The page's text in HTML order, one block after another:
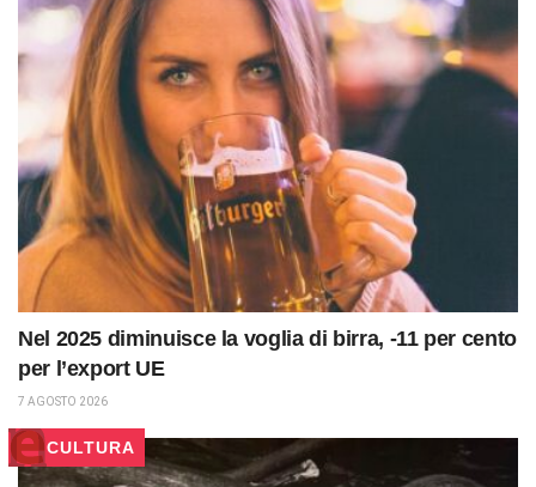
Nel 2025 diminuisce la voglia di birra, -11 per cento
per l’export UE
7 AGOSTO 2026
CULTURA